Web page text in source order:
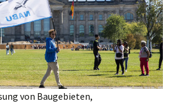
von Baugebieten,